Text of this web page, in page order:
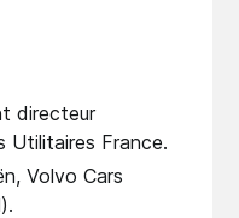
directeur
Utilitaires France.
Volvo Cars